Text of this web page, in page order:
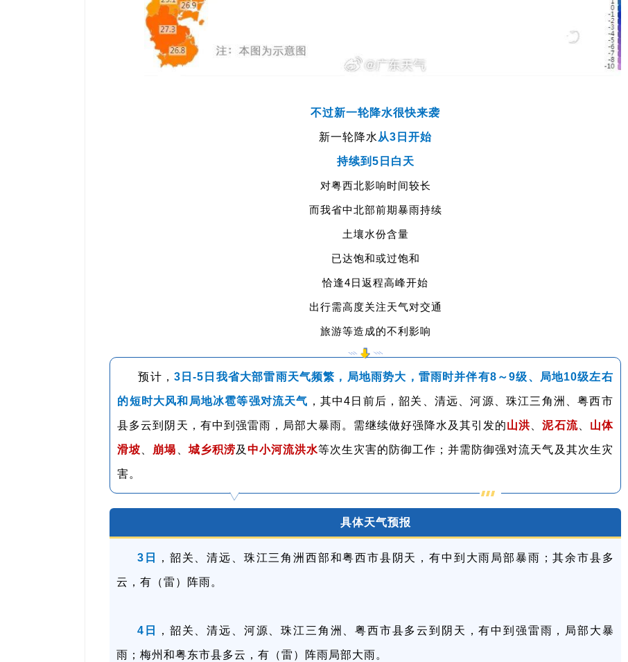
不过新一轮降水很快来袭
新一轮降水 从3日开始
持续到5日白天
对粤西北影响时间较长
而我省中北部前期暴雨持续
土壤水份含量
已达饱和或过饱和
恰逢4日返程高峰开始
出行需高度关注天气对交通
旅游等造成的不利影响
预计， 3日-5日我省大部雷雨天气频繁，局地雨势大，雷雨时并伴有8～9级、局地10级左右
的短时大风和局地冰雹等强对流天气 ，其中4日前后，韶关、清远、河源、珠江三角洲、粤西市
县多云到阴天，有中到强雷雨，局部大暴雨。需继续做好强降水及其引发的山洪 、泥石流、 山体
滑坡 崩塌 城乡积涝及 中小河流洪水等次生灾害的防御工作；并需防御强对流天气及其次生灾
害。
具体天气预报
3日 ，韶关、清远、珠江三角洲西部和粤西市县阴天，有中到大雨局部暴雨；其余市县多
云，有（雷）阵雨。
4日 ，韶关、清远、河源、珠江三角洲、粤西市县多云到阴天，有中到强雷雨，局部大暴
雨；梅州和粤东市县多云，有（雷）阵雨局部大雨。